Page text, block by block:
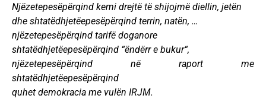
Njëzetepesëpërqind kemi drejtë të shijojmë diellin, jetën
dhe shtatëdhjetëepesëpërqind terrin, natën, …
njëzetepesëpërqind tarifë doganore
shtatëdhjetëepesëpërqind “ëndërr e bukur“,
njëzetepesëpërqind në raport me
shtatëdhjetëepesëpërqind
quhet demokracia me vulën IRJM.